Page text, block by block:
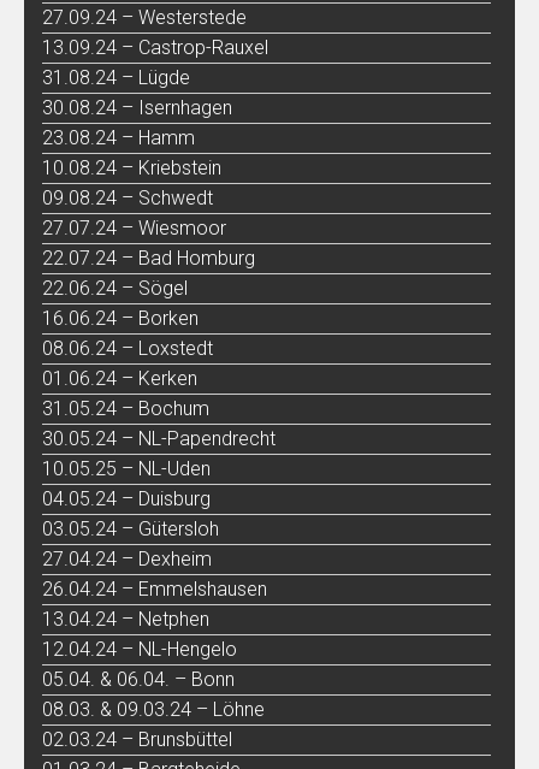
27.09.24 – Westerstede
13.09.24 – Castrop-Rauxel
31.08.24 – Lügde
30.08.24 – Isernhagen
23.08.24 – Hamm
10.08.24 – Kriebstein
09.08.24 – Schwedt
27.07.24 – Wiesmoor
22.07.24 – Bad Homburg
22.06.24 – Sögel
16.06.24 – Borken
08.06.24 – Loxstedt
01.06.24 – Kerken
31.05.24 – Bochum
30.05.24 – NL-Papendrecht
10.05.25 – NL-Uden
04.05.24 – Duisburg
03.05.24 – Gütersloh
27.04.24 – Dexheim
26.04.24 – Emmelshausen
13.04.24 – Netphen
12.04.24 – NL-Hengelo
05.04. & 06.04. – Bonn
08.03. & 09.03.24 – Löhne
02.03.24 – Brunsbüttel